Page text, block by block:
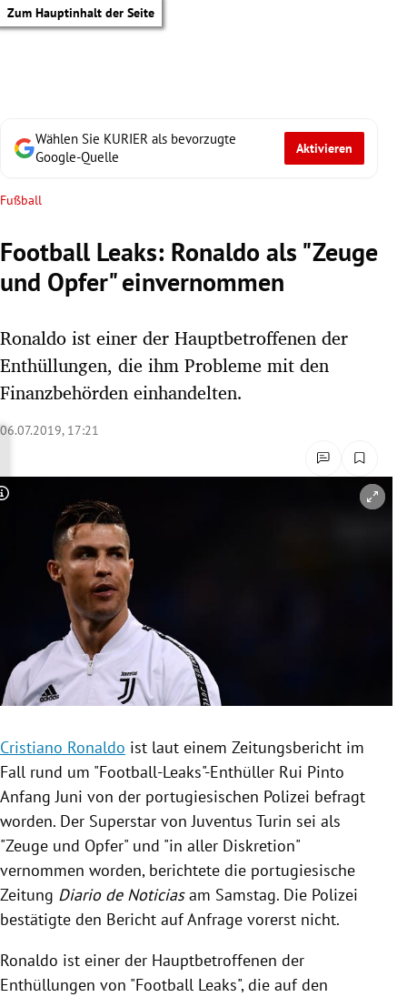
Zum Hauptinhalt der Seite
Untermenü
Untermenü
Untermenü
Untermenü
Untermenü
Untermenü
Untermenü
Untermenü
Wählen Sie KURIER als bevorzugte
Google-Quelle
Aktivieren
Fußball
Football Leaks: Ronaldo als "Zeuge
und Opfer" einvernommen
Ronaldo ist einer der Hauptbetroffenen der
Enthüllungen, die ihm Probleme mit den
Finanzbehörden einhandelten.
06.07.2019, 17:21
Copyright-Hinweis öffnen/schließen
Cristiano Ronaldo ist laut einem Zeitungsbericht im
Fall rund um "Football-Leaks"-Enthüller Rui Pinto
Anfang Juni von der portugiesischen Polizei befragt
worden. Der Superstar vonJuventus Turin sei als
"Zeuge und Opfer" und "in aller Diskretion"
vernommen worden, berichtete die portugiesische
Zeitung Diario de Noticiasam Samstag. Die Polizei
bestätigte den Bericht auf Anfrage vorerst nicht.
Ronaldo ist einer der Hauptbetroffenen der
Enthüllungen von "Football Leaks", die auf den